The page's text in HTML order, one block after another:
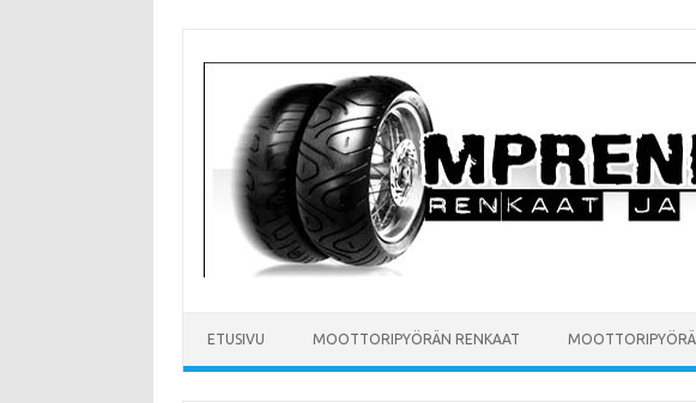
content
ETUSIVU MOOTTORIPYÖRÄN RENKAAT